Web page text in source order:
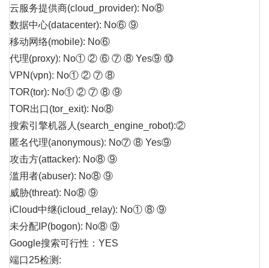
云服务提供商(cloud_provider): No⑧
数据中心(datacenter): No⑥ ⑨
移动网络(mobile): No⑥
代理(proxy): No① ② ⑥ ⑦ ⑧ Yes⑨ ⑩
VPN(vpn): No① ② ⑦ ⑧
TOR(tor): No① ② ⑦ ⑧ ⑨
TOR出口(tor_exit): No⑧
搜索引擎机器人(search_engine_robot):②
匿名代理(anonymous): No⑦ ⑧ Yes⑨
攻击方(attacker): No⑧ ⑨
滥用者(abuser): No⑧ ⑨
威胁(threat): No⑧ ⑨
iCloud中继(icloud_relay): No① ⑧ ⑨
未分配IP(bogon): No⑧ ⑨
Google搜索可行性：YES
端口25检测: